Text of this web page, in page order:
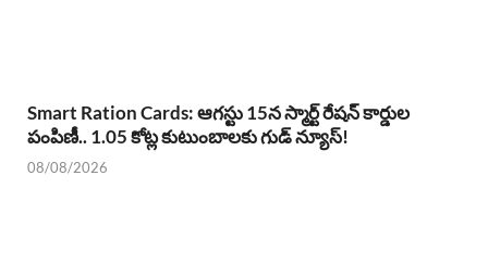
Smart Ration Cards: ఆగస్టు 15న స్మార్ట్ రేషన్ కార్డుల
పంపిణీ.. 1.05 కోట్ల కుటుంబాలకు గుడ్ న్యూస్!
08/08/2026